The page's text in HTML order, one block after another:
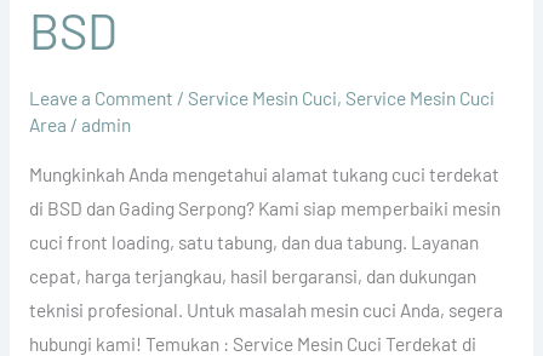
BSD
Leave a Comment / Service Mesin Cuci, Service Mesin Cuci
Area / admin
Mungkinkah Anda mengetahui alamat tukang cuci terdekat
di BSD dan Gading Serpong? Kami siap memperbaiki mesin
cuci front loading, satu tabung, dan dua tabung. Layanan
cepat, harga terjangkau, hasil bergaransi, dan dukungan
teknisi profesional. Untuk masalah mesin cuci Anda, segera
hubungi kami! Temukan : Service Mesin Cuci Terdekat di